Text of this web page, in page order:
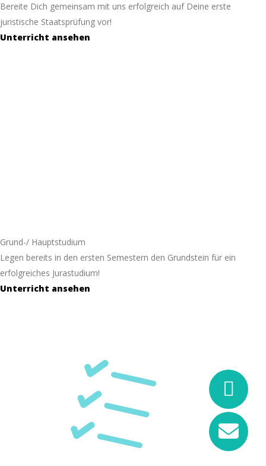
Bereite Dich gemeinsam mit uns erfolgreich auf Deine erste
juristische Staatsprüfung vor!
Unterricht ansehen
Grund-/ Hauptstudium
Legen bereits in den ersten Semestern den Grundstein für ein
erfolgreiches Jurastudium!
Unterricht ansehen